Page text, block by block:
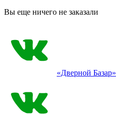
Вы еще ничего не заказали
«Дверной Базар»